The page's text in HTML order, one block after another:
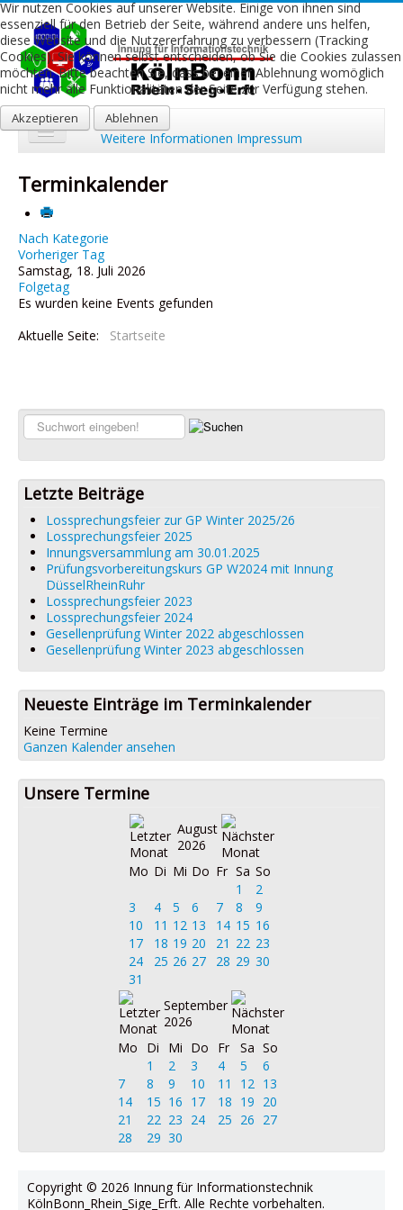
Über uns
Leistungen
Ausbildung
Fachbetriebe
Links
Impressum
Terminkalender
Nach Kategorie
Vorheriger Tag
Samstag, 18. Juli 2026
Folgetag
Es wurden keine Events gefunden
Aktuelle Seite:
Startseite
Suchen...
Letzte Beiträge
Lossprechungsfeier zur GP Winter 2025/26
Lossprechungsfeier 2025
Innungsversammlung am 30.01.2025
Prüfungsvorbereitungskurs GP W2024 mit Innung
DüsselRheinRuhr
Lossprechungsfeier 2023
Lossprechungsfeier 2024
Gesellenprüfung Winter 2022 abgeschlossen
Gesellenprüfung Winter 2023 abgeschlossen
Neueste Einträge im Terminkalender
Keine Termine
Ganzen Kalender ansehen
Unsere Termine
August
2026
Mo Di Mi Do Fr Sa So
1
2
3
4 5 6 7 8
9
10
11 12 13 14 15 16
17
18 19 20 21 22 23
24
25 26 27 28 29 30
31
September
2026
Mo
Di Mi Do Fr Sa So
1
2 3 4 5
6
7
8 9 10 11 12 13
14
15 16 17 18 19 20
21
22 23 24 25 26 27
28
29 30
Copyright © 2026 Innung für Informationstechnik
KölnBonn_Rhein_Sige_Erft. Alle Rechte vorbehalten.
Wir nutzen Cookies auf unserer Website. Einige von ihnen sind
essenziell für den Betrieb der Seite, während andere uns helfen,
diese Website und die Nutzererfahrung zu verbessern (Tracking
Cookies). Sie können selbst entscheiden, ob Sie die Cookies zulassen
möchten. Bitte beachten Sie, dass bei einer Ablehnung womöglich
nicht mehr alle Funktionalitäten der Seite zur Verfügung stehen.
Akzeptieren Ablehnen
Weitere Informationen Impressum